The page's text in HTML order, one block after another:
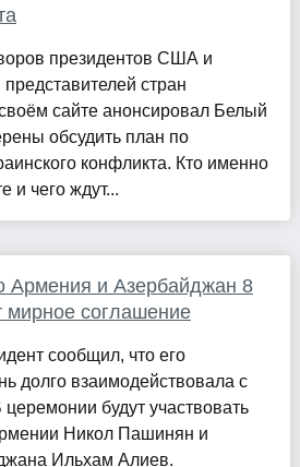
президентов США и
стран
сайте анонсировал Белый
обсудить план по
конфликта. Кто именно
и чего ждут...
Армения и Азербайджан 8
мирное соглашение
сообщил, что его
долго взаимодействовала с
будут участвовать
Никол Пашинян и
Ильхам Алиев.